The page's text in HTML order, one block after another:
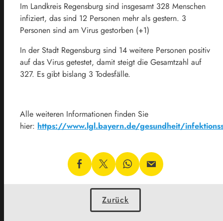
Im Landkreis Regensburg sind insgesamt 328 Menschen
infiziert, das sind 12 Personen mehr als gestern. 3
Personen sind am Virus gestorben (+1)
In der Stadt Regensburg sind 14 weitere Personen positiv
auf das Virus getestet, damit steigt die Gesamtzahl auf
327. Es gibt bislang 3 Todesfälle.
Alle weiteren Informationen finden Sie
hier: https://www.lgl.bayern.de/gesundheit/
Zurück